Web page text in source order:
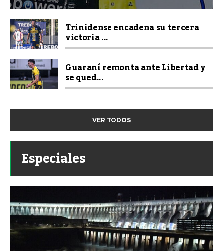
Trinidense encadena su tercera
victoria ...
Guaraní remonta ante Libertad y
se qued...
VER TODOS
Especiales